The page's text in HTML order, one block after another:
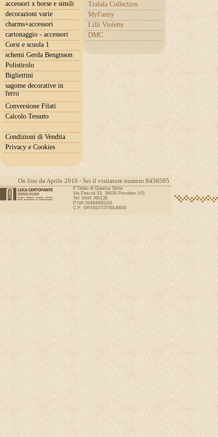
Tralala Collection
MyFanny
Lilli Violette
DMC
accessori x borse e simili
decorazioni varie
charms+accessori
cartonaggio - accessori
Corsi e scuola 1
schemi Gerda Bengtsson
Polistirolo
Bigliettini
sagome decorative in
ferro
Conversione Filati
Calcolo Tessuto
Condizioni di Vendita
Privacy e Cookies
On line da Aprile 2010 - Sei il visitatore numero 8456595
Il Telaio di Gaiarsa Silvia
Via Pascoli 53, 36030 Povolaro (VI)
Tel: 0444 360136
P.IVA 03464000243
C.F. GRSSLV72T60L840G